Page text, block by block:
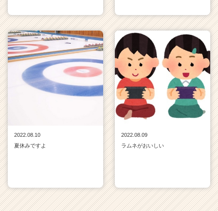
2022.08.10
夏休みですよ
2022.08.09
ラムネがおいしい